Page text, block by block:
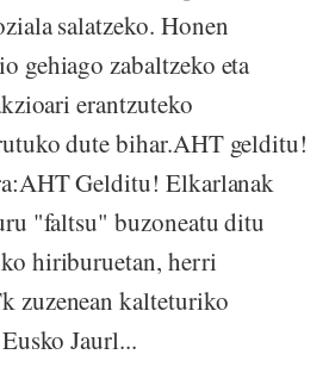
salatzeko. Honen
gehiago zabaltzeko eta
erantzuteko
dute bihar.AHT gelditu!
Gelditu! Elkarlanak
"faltsu" buzoneatu ditu
hiriburuetan, herri
zuzenean kalteturiko
Jaurl...